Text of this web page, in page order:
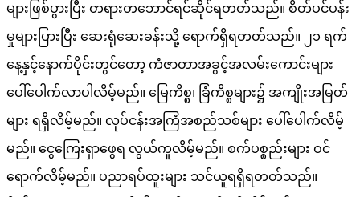
များဖြစ်ပွားပြီး တရားတဘောင်ရင်ဆိုင်ရတတ်သည်။ စိတ်ပင်ပန်း
မှုများပြားပြီး ဆေးရုံဆေးခန်းသို့ ရောက်ရှိရတတ်သည်။ ၂၁ ရက်
နေ့နှင့်နောက်ပိုင်းတွင်တော့ ကံဇာတာအခွင့်အလမ်းကောင်းများ
ပေါ်ပေါက်လာပါလိမ့်မည်။ မြေကိစ္စ၊ ခြံကိစ္စများ၌ အကျိုးအမြတ်
များ ရရှိလိမ့်မည်။ လုပ်ငန်းအကြံအစည်သစ်များ ပေါ်ပေါက်လိမ့်
မည်။ ငွေကြေးရှာဖွေရ လွယ်ကူလိမ့်မည်။ စက်ပစ္စည်းများ ဝင်
ရောက်လိမ့်မည်။ ပညာရပ်ထူးများ သင်ယူရရှိရတတ်သည်။